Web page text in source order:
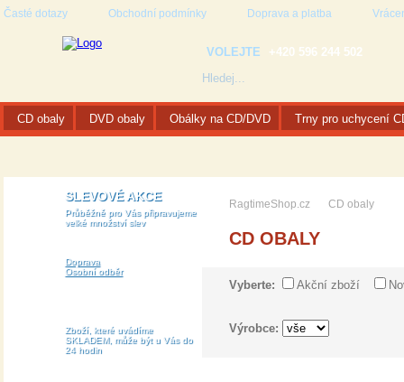
Časté dotazy Obchodní podmínky Doprava a platba
VOLEJTE +420 596 244 502
CD obaly DVD obaly Obálky na CD/DVD Trny pro uchycení
SLEVOVÉ AKCE
Průběžně pro Vás připravujeme
velké množství slev
Doprava
Osobní odběr
Zboží, které uvádíme
SKLADEM, může být u Vás do
24 hodin
RagtimeShop.cz CD obaly
CD OBALY
Vyberte: Akční zboží
Výrobce: